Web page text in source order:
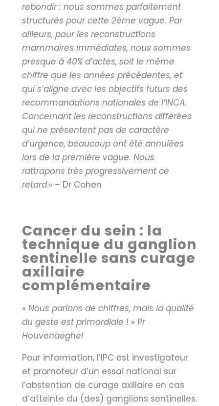
rebondir : nous sommes parfaitement
structurés pour cette 2ème vague. Par
ailleurs, pour les reconstructions
mammaires immédiates, nous sommes
presque à 40% d’actes, soit le même
chiffre que les années précédentes, et
qui s’aligne avec les objectifs futurs des
recommandations nationales de l’INCA.
Concernant les reconstructions différées
qui ne présentent pas de caractère
d’urgence, beaucoup ont été annulées
lors de la première vague. Nous
rattrapons très progressivement ce
retard.» – Dr Cohen
Cancer du sein : la
technique du ganglion
sentinelle sans curage
axillaire
complémentaire
« Nous parlons de chiffres, mais la qualité
du geste est primordiale !» Pr
Houvenaeghel
Pour information, l’IPC est investigateur
et promoteur d’un essai national sur
l’abstention de curage axillaire en cas
d’atteinte du (des) ganglions sentinelles.